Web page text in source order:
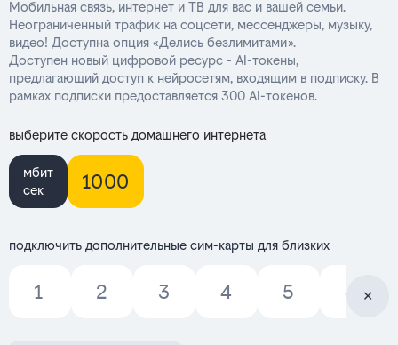
Мобильная связь, интернет и ТВ для вас и вашей семьи.
Неограниченный трафик на соцсети, мессенджеры, музыку,
видео! Доступна опция «Делись безлимитами».
Доступен новый цифровой ресурс - AI-токены,
предлагающий доступ к нейросетям, входящим в подписку. В
рамках подписки предоставляется 300 AI-токенов.
выберите скорость домашнего интернета
мбит
сек
1000
подключить дополнительные сим-карты для близких
1 2 3 4 5 6